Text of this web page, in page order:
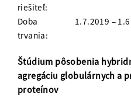
riešiteľ:
Doba
trvania:
1.7.2019 –
Štúdium pôsobenia
agregáciu globulárnych a
proteínov